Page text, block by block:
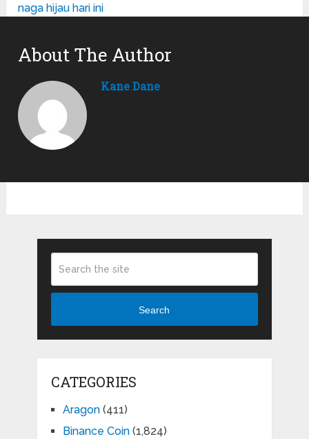
naga hijau hari ini
About The Author
Kane Dane
Search
CATEGORIES
Aragon(411)
Binance Coin(1,824)